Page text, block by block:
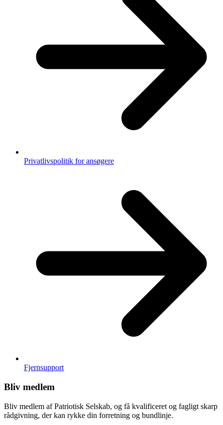
Privatlivspolitik for ansøgere
Fjernsupport
Bliv medlem
Bliv medlem af Patriotisk Selskab, og få kvalificeret og fagligt skarp
rådgivning, der kan rykke din forretning og bundlinje.